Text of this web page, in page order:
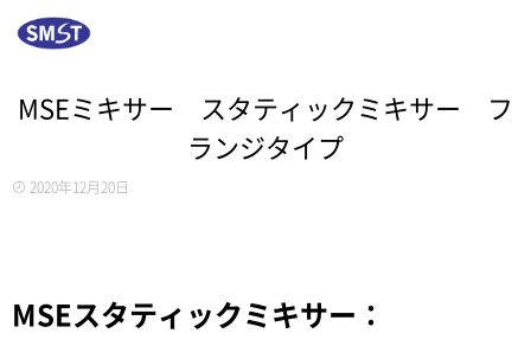
MSEミキサー スタティックミキサー フ
ランジタイプ
2020年12月20日
MSEスタティックミキサー：